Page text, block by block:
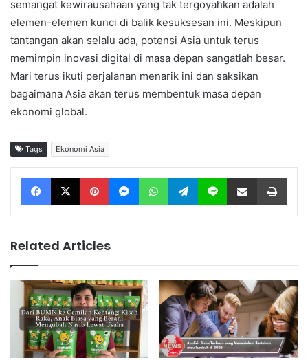
semangat kewirausahaan yang tak tergoyahkan adalah
elemen-elemen kunci di balik kesuksesan ini. Meskipun
tantangan akan selalu ada, potensi Asia untuk terus
memimpin inovasi digital di masa depan sangatlah besar.
Mari terus ikuti perjalanan menarik ini dan saksikan
bagaimana Asia akan terus membentuk masa depan
ekonomi global.
Tags Ekonomi Asia
Facebook X Pinterest Messenger WhatsApp Telegram Line Share via Email
Related Articles